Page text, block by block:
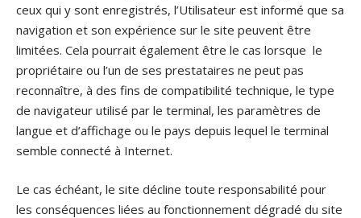
ceux qui y sont enregistrés, l’Utilisateur est informé que sa
navigation et son expérience sur le site peuvent être
limitées. Cela pourrait également être le cas lorsque le
propriétaire ou l’un de ses prestataires ne peut pas
reconnaître, à des fins de compatibilité technique, le type
de navigateur utilisé par le terminal, les paramètres de
langue et d’affichage ou le pays depuis lequel le terminal
semble connecté à Internet.
Le cas échéant, le site décline toute responsabilité pour
les conséquences liées au fonctionnement dégradé du site